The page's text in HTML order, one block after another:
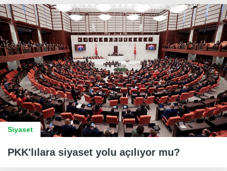
Siyaset
PKK'lılara siyaset yolu açılıyor mu?